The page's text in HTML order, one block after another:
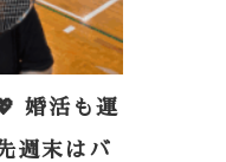
婚活も運
週末はバ